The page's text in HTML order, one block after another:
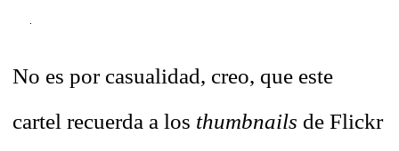
No es por casualidad, creo, que este
cartel recuerda a los thumbnails de Flickr